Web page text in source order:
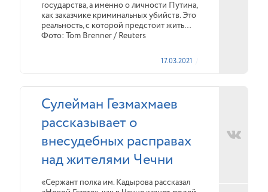
государства, а именно о личности Путина,
как заказчике криминальных убийств. Это
реальность, с которой предстоит жить…
Фото: Tom Brenner / Reuters
17.03.2021
Сулейман Гезмахмаев
рассказывает о
внесудебных расправах
над жителями Чечни
«Сержант полка им. Кадырова рассказал